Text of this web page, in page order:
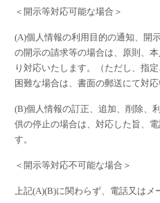
＜開示等対応可能な場合＞
(A)個人情報の利用目的の通知、開
の開示の請求等の場合は、原則、
り対応いたします。（ただし、指
困難な場合は、書面の郵送にて対応
(B)個人情報の訂正、追加、削除、
供の停止の場合は、対応した旨、
す。
＜開示等対応不可能な場合＞
上記(A)(B)に関わらず、電話又はメ